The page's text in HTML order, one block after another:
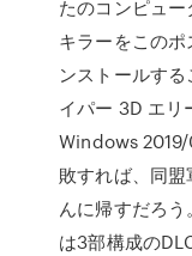
たのコンピュ
キラーをこの
ンストールす
イパー 3D エリ
Windows
敗すれば、同
んに帰すだろ
は3部構成の